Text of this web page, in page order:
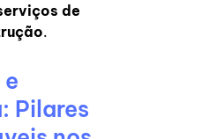
de
.
Pilares